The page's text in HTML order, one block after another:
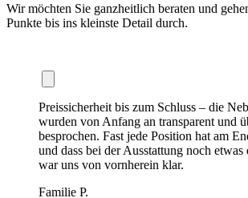
Wir möchten Sie ganzheitlich beraten und
Punkte bis ins kleinste Detail durch.
Preissicherheit bis zum Schluss – die
wurden von Anfang an transparent und
besprochen. Fast jede Position hat am
und dass bei der Ausstattung noch etwas
war uns von vornherein klar.
Familie P.